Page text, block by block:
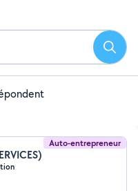
Auto-entrepreneur